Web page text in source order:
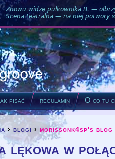
Znowu widzę pułkownika B. —
Scena teatralna — na niej potwory
pisać regulamin O co tu
›blogi ›morissonk4sp's blog
lękowa w